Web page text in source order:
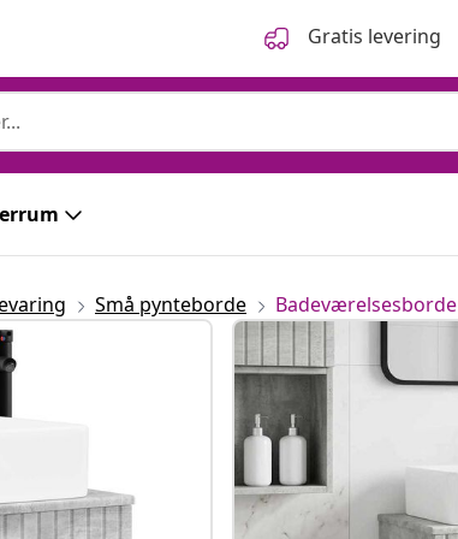
Gratis levering
Små pynteborde Badeværelsesborde